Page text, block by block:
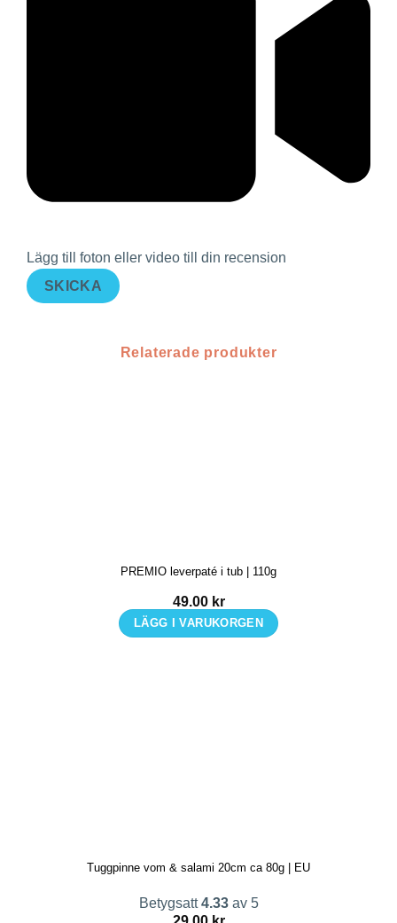
Lägg till foton eller video till din recension
SKICKA
Relaterade produkter
PREMIO leverpaté i tub | 110g
49.00 kr
LÄGG I VARUKORGEN
Tuggpinne vom & salami 20cm ca 80g | EU
Betygsatt4.33av 5